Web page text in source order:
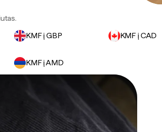
KMF į GBP KMF į CAD
KMF į AMD